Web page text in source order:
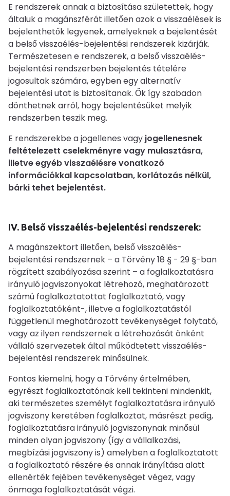
E rendszerek annak a biztosítása születettek, hogy
általuk a magánszférát illetően azok a visszaélések is
bejelenthetők legyenek, amelyeknek a bejelentését
a belső visszaélés-bejelentési rendszerek kizárják.
Természetesen e rendszerek, a belső visszaélés-
bejelentési rendszerben bejelentés tételére
jogosultak számára, egyben egy alternatív
bejelentési utat is biztosítanak. Ők így szabadon
dönthetnek arról, hogy bejelentésüket melyik
rendszerben teszik meg.
E rendszerekbe a jogellenes vagy jogellenesnek
feltételezett cselekményre vagy mulasztásra,
illetve egyéb visszaélésre vonatkozó
információkkal kapcsolatban, korlátozás nélkül,
bárki tehet bejelentést.
IV. Belső visszaélés-bejelentési rendszerek:
A magánszektort illetően, belső visszaélés-
bejelentési rendszernek – a Törvény 18 § - 29 §-ban
rögzített szabályozása szerint – a foglalkoztatásra
irányuló jogviszonyokat létrehozó, meghatározott
számú foglalkoztatottat foglalkoztató, vagy
foglalkoztatóként-, illetve a foglalkoztatástól
függetlenül meghatározott tevékenységet folytató,
vagy az ilyen rendszernek a létrehozását önként
vállaló szervezetek által működtetett visszaélés-
bejelentési rendszerek minősülnek.
Fontos kiemelni, hogy a Törvény értelmében,
egyrészt foglalkoztatónak kell tekinteni mindenkit,
aki természetes személyt foglalkoztatásra irányuló
jogviszony keretében foglalkoztat, másrészt pedig,
foglalkoztatásra irányuló jogviszonynak minősül
minden olyan jogviszony (így a vállalkozási,
megbízási jogviszony is) amelyben a foglalkoztatott
a foglalkoztató részére és annak irányítása alatt
ellenérték fejében tevékenységet végez, vagy
önmaga foglalkoztatását végzi.